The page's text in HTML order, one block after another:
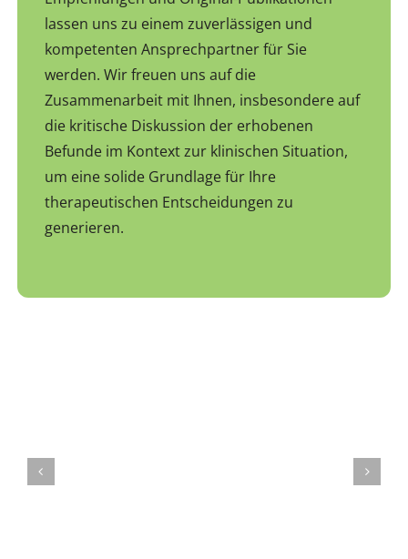
lassen uns zu einem zuverlässigen und
kompetenten Ansprechpartner für Sie
werden. Wir freuen uns auf die
Zusammenarbeit mit Ihnen, insbesondere auf
die kritische Diskussion der erhobenen
Befunde im Kontext zur klinischen Situation,
um eine solide Grundlage für Ihre
therapeutischen Entscheidungen zu
generieren.